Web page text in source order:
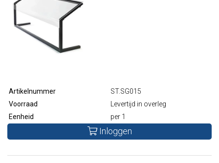
Artikelnummer
ST.SG015
Voorraad
Levertijd in overleg
Eenheid
per 1
Inloggen